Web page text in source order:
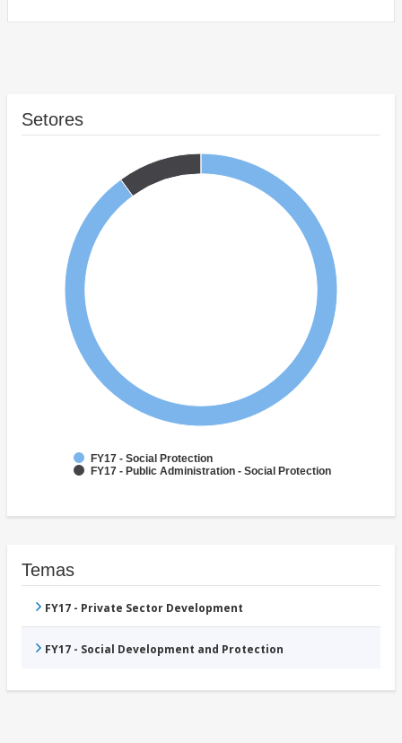
Setores
FY17 - Social Protection
FY17 - Public Administration - Social Protection
Temas
FY17 - Private Sector Development
FY17 - Social Development and Protection